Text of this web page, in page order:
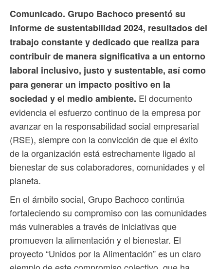
Comunicado. Grupo Bachoco presentó su
informe de sustentabilidad 2024, resultados del
trabajo constante y dedicado que realiza para
contribuir de manera significativa a un entorno
laboral inclusivo, justo y sustentable, así como
para generar un impacto positivo en la
sociedad y el medio ambiente. El documento
evidencia el esfuerzo continuo de la empresa por
avanzar en la responsabilidad social empresarial
(RSE), siempre con la convicción de que el éxito
de la organización está estrechamente ligado al
bienestar de sus colaboradores, comunidades y el
planeta.
En el ámbito social, Grupo Bachoco continúa
fortaleciendo su compromiso con las comunidades
más vulnerables a través de iniciativas que
promueven la alimentación y el bienestar. El
proyecto “Unidos por la Alimentación” es un claro